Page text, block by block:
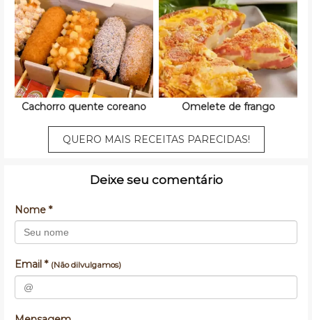
Cachorro quente coreano Omelete de frango
QUERO MAIS RECEITAS PARECIDAS!
Deixe seu comentário
Nome *
Email * (Não dilvulgamos)